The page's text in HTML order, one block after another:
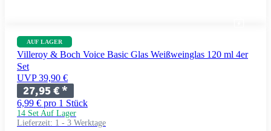
AUF LAGER
Villeroy & Boch Voice Basic Glas Weißweinglas 120 ml 4er
Set
UVP 39,90 €
27,95 €*
6,99 € pro 1 Stück
14 Set Auf Lager
Lieferzeit: 1 - 3 Werktage